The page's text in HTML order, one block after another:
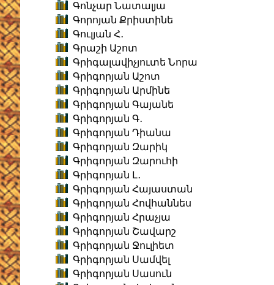
Գոնչար Նատալյա
Գորոյան Քրիստինե
Գուլյան Հ․
Գրաշի Աշոտ
Գրիգալավիչյուտե Նորա
Գրիգորյան Աշոտ
Գրիգորյան Արմինե
Գրիգորյան Գայանե
Գրիգորյան Գ․
Գրիգորյան Դիանա
Գրիգորյան Զարիկ
Գրիգորյան Զարուհի
Գրիգորյան Լ․
Գրիգորյան Հայաստան
Գրիգորյան Հովհաննես
Գրիգորյան Հրաչյա
Գրիգորյան Շավարշ
Գրիգորյան Ջուլիետ
Գրիգորյան Սամվել
Գրիգորյան Սասուն